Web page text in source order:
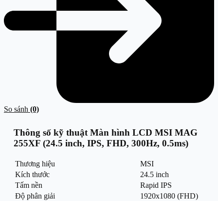
So sánh (0)
Thông số kỹ thuật Màn hình LCD MSI MAG
255XF (24.5 inch, IPS, FHD, 300Hz, 0.5ms)
Thương hiệu
MSI
Kích thước
24.5 inch
Tấm nền
Rapid IPS
Độ phân giải
1920x1080 (FHD)